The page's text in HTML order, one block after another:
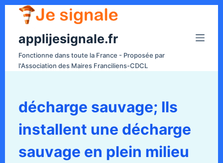
applijesignale.fr
Fonctionne dans toute la France - Proposée par
l'Association des Maires Franciliens-CDCL
décharge sauvage; Ils
installent une décharge
sauvage en plein milieu